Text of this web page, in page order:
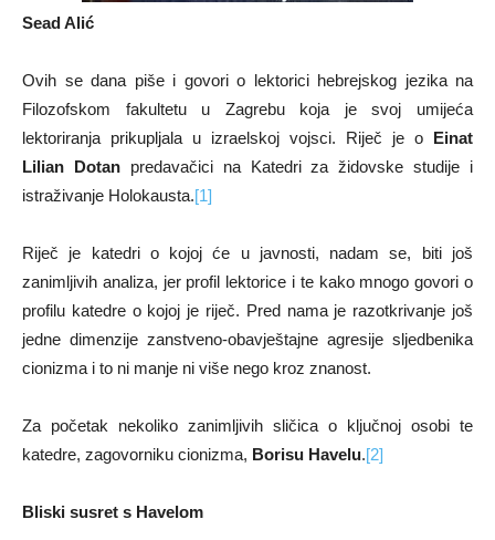
Sead Alić
Ovih se dana piše i govori o lektorici hebrejskog jezika na
Filozofskom fakultetu u Zagrebu koja je svoj umijeća
lektoriranja prikupljala u izraelskoj vojsci. Riječ je o Einat
Lilian Dotanpredavačici na Katedri za židovske studije i
istraživanje Holokausta.[1]
Riječ je katedri o kojoj će u javnosti, nadam se, biti još
zanimljivih analiza, jer profil lektorice i te kako mnogo govori o
profilu katedre o kojoj je riječ. Pred nama je razotkrivanje još
jedne dimenzije zanstveno-obavještajne agresije sljedbenika
cionizma i to ni manje ni više nego kroz znanost.
Za početak nekoliko zanimljivih sličica o ključnoj osobi te
katedre, zagovorniku cionizma, Borisu Havelu.[2]
Bliski susret s Havelom